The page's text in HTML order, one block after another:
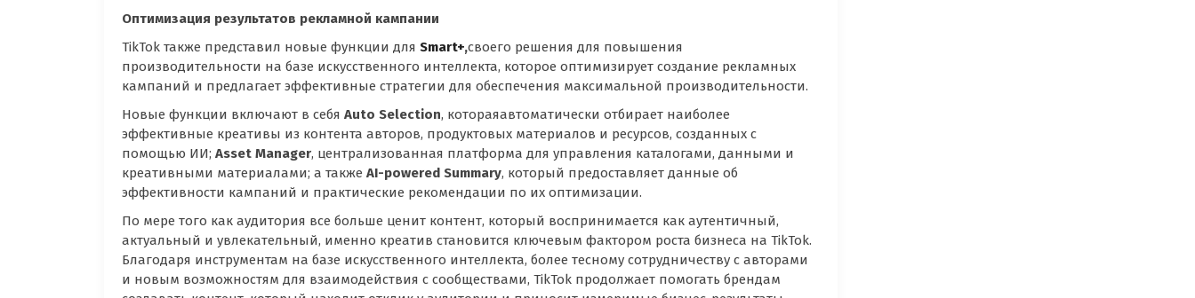
Оптимизация результатов рекламной кампании
TikTok также представил новые функции для Smart+,своего решения для повышения
производительности на базе искусственного интеллекта, которое оптимизирует создание рекламных
кампаний и предлагает эффективные стратегии для обеспечения максимальной производительности.
Новые функции включают в себя Auto Selection, котораяавтоматически отбирает наиболее
эффективные креативы из контента авторов, продуктовых материалов и ресурсов, созданных с
помощью ИИ; Asset Manager, централизованная платформа для управления каталогами, данными и
креативными материалами; а также AI-powered Summary, который предоставляет данные об
эффективности кампаний и практические рекомендации по их оптимизации.
По мере того как аудитория все больше ценит контент, который воспринимается как аутентичный,
актуальный и увлекательный, именно креатив становится ключевым фактором роста бизнеса на TikTok.
Благодаря инструментам на базе искусственного интеллекта, более тесному сотрудничеству с авторами
и новым возможностям для взаимодействия с сообществами, TikTok продолжает помогать брендам